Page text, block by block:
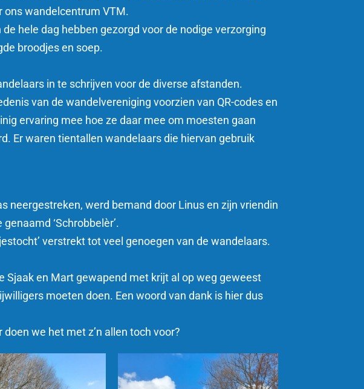
ons wandelcentrum VTM.
hele dag hebben gezorgd voor de nodige verzorging
broodjes en soep.
in te schrijven voor de diverse afstanden.
van de wandelvereniging voorzien van QR-codes en
ervaring mee hoe ze daar mee om moesten gaan
Er waren tientallen wandelaars die hiervan gebruik
neergestreken, werd bemand door Linus en zijn vriendin
‘Schrobbelèr’.
verstrekt tot veel genoegen van de wandelaars.
Sjaak en Mart gewapend met krijt al op weg geweest
moeten doen. Een woord van dank is hier dus
we het met z’n allen toch voor?